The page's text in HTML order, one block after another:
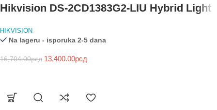
Hikvision DS-2CD1383G2-LIU Hybrid Light
HIKVISION
Na lageru - isporuka 2-5 dana
16,704.00рсд 13,400.00рсд